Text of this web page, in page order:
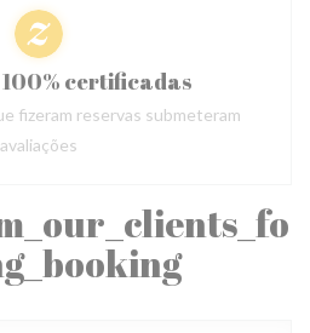
certificadas
fizeram reservas submeteram
avaliações